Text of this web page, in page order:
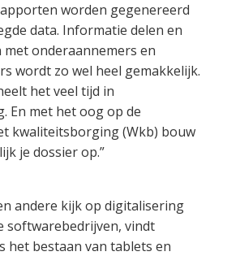
worden gegenereerd
data. Informatie delen en
met onderaannemers en
wordt zo wel heel gemakkelijk.
het veel tijd in
En met het oog op de
kwaliteitsborging (Wkb) bouw
je dossier op.”
andere kijk op digitalisering
softwarebedrijven, vindt
het bestaan van tablets en